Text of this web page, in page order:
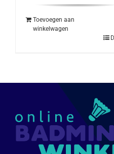
Toevoegen aan
winkelwagen